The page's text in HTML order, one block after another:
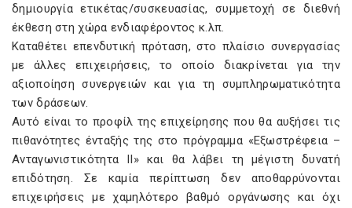
δημιουργία ετικέτας/συσκευασίας, συμμετοχή σε διεθνή
έκθεση στη χώρα ενδιαφέροντος κ.λπ.
Καταθέτει επενδυτική πρόταση, στο πλαίσιο συνεργασίας
με άλλες επιχειρήσεις, το οποίο διακρίνεται για την
αξιοποίηση συνεργειών και για τη συμπληρωματικότητα
των δράσεων.
Αυτό είναι το προφίλ της επιχείρησης που θα αυξήσει τις
πιθανότητες ένταξής της στο πρόγραμμα «Εξωστρέφεια –
Ανταγωνιστικότητα ΙΙ» και θα λάβει τη μέγιστη δυνατή
επιδότηση. Σε καμία περίπτωση δεν αποθαρρύνονται
επιχειρήσεις με χαμηλότερο βαθμό οργάνωσης και όχι